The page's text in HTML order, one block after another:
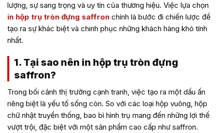
lượng, sự sang trọng và uy tín của thương hiệu. Việc lựa chọn
in hộp trụ tròn đựng saffron chính là bước đi chiến lược để
tạo ra sự khác biệt và chinh phục những khách hàng khó tính
nhất.
1. Tại sao nên in hộp trụ tròn đựng
saffron?
Trong bối cảnh thị trường cạnh tranh, việc tạo ra một dấu ấn
riêng biệt là yếu tố sống còn. So với các loại hộp vuông, hộp
chữ nhật truyền thống, bao bì hình trụ mang đến những lợi thế
vượt trội, đặc biệt với một sản phẩm cao cấp như saffron.